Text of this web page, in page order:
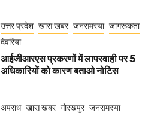
उत्तर प्रदेश खास खबर जनसमस्या जागरूकता
देवरिया
आईजीआरएस प्रकरणों में लापरवाही पर 5
अधिकारियों को कारण बताओ नोटिस
अपराध खास खबर गोरखपुर जनसमस्या